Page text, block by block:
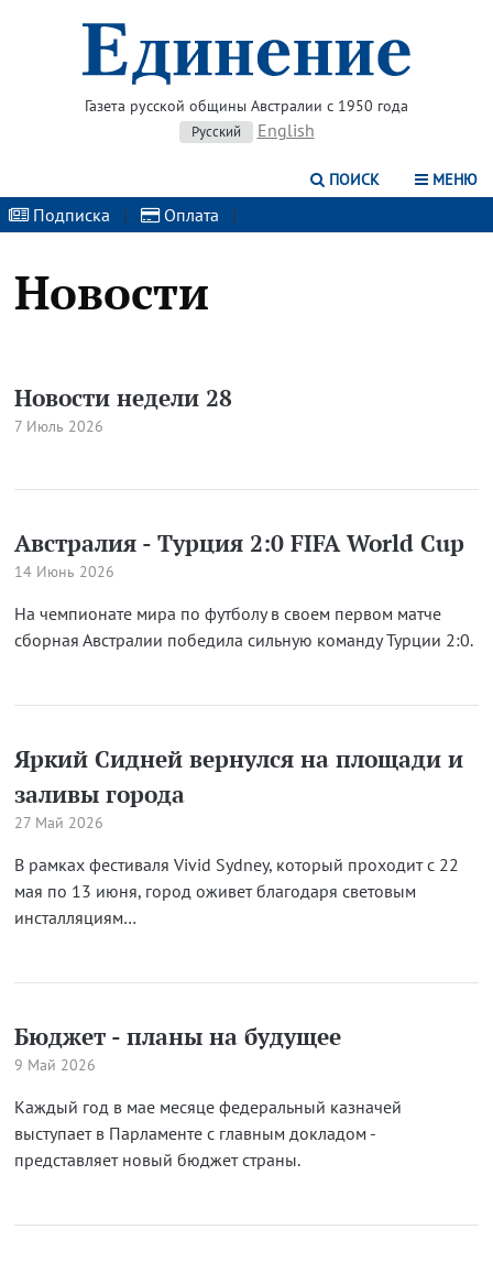
Газета русской общины Австралии с 1950 года
Русский English
ПОИСК МЕНЮ
Подписка | Оплата |
Новости
Новости недели 28
7 Июль 2026
Австралия - Турция 2:0 FIFA World Cup
14 Июнь 2026
На чемпионате мира по футболу в своем первом матче
сборная Австралии победила сильную команду Турции 2:0.
Яркий Сидней вернулся на площади и
заливы города
27 Май 2026
В рамках фестиваля Vivid Sydney, который проходит с 22
мая по 13 июня, город оживет благодаря световым
инсталляциям…
Бюджет - планы на будущее
9 Май 2026
Каждый год в мае месяце федеральный казначей
выступает в Парламенте с главным докладом -
представляет новый бюджет страны.